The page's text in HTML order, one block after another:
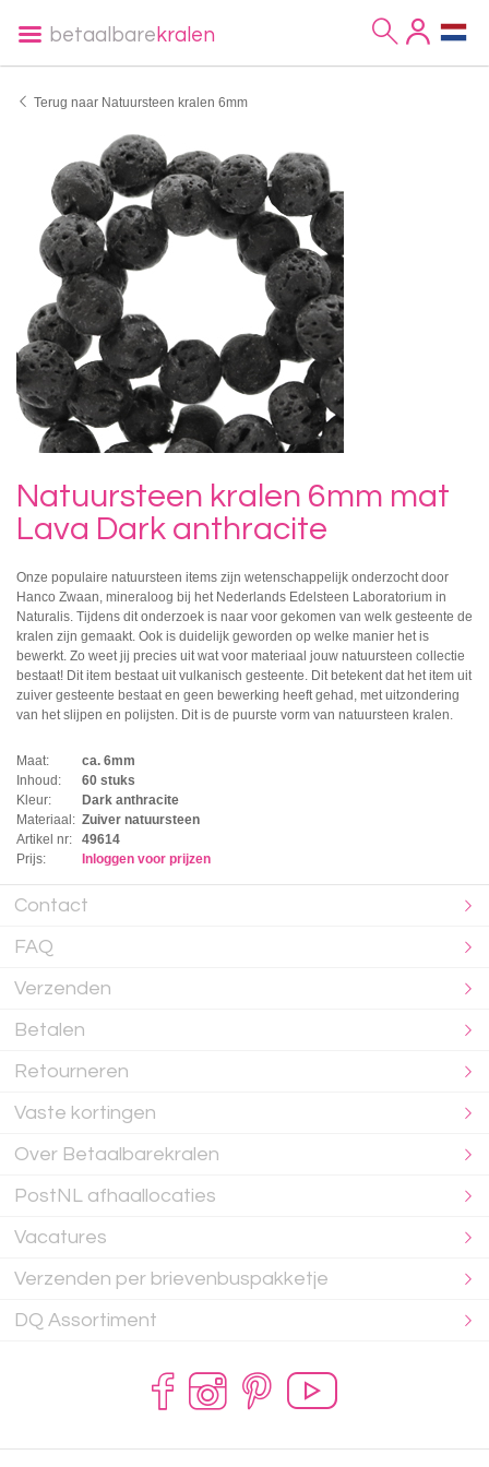
betaalbare kralen
Terug naar Natuursteen kralen 6mm
Natuursteen kralen 6mm mat
Lava Dark anthracite
Onze populaire natuursteen items zijn wetenschappelijk onderzocht door
Hanco Zwaan, mineraloog bij het Nederlands Edelsteen Laboratorium in
Naturalis. Tijdens dit onderzoek is naar voor gekomen van welk gesteente de
kralen zijn gemaakt. Ook is duidelijk geworden op welke manier het is
bewerkt. Zo weet jij precies uit wat voor materiaal jouw natuursteen collectie
bestaat! Dit item bestaat uit vulkanisch gesteente. Dit betekent dat het item uit
zuiver gesteente bestaat en geen bewerking heeft gehad, met uitzondering
van het slijpen en polijsten. Dit is de puurste vorm van natuursteen kralen.
Maat:
ca. 6mm
Inhoud:
60 stuks
Kleur:
Dark anthracite
Materiaal: Zuiver natuursteen
Artikel nr:
49614
Prijs:
Inloggen voor prijzen
Contact
FAQ
Verzenden
Betalen
Retourneren
Vaste kortingen
Over Betaalbarekralen
PostNL afhaallocaties
Vacatures
Verzenden per brievenbuspakketje
DQ Assortiment